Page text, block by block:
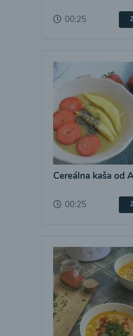
00:25
Cereálna kaša od
00:25